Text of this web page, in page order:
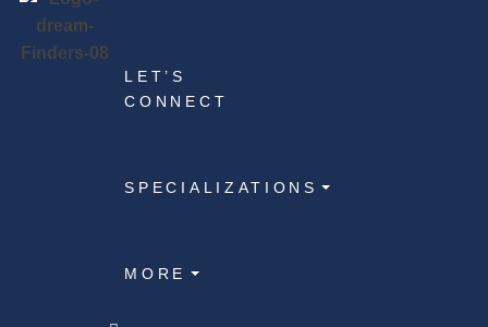
LET’S
CONNECT
SPECIALIZATIONS
MORE